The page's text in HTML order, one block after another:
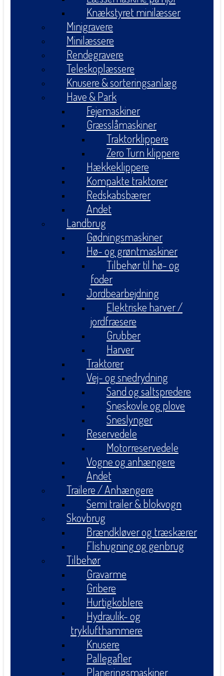
Knækstyret minilæsser
Minigravere
Minilæssere
Rendegravere
Teleskoplæssere
Knusere & sorteringsanlæg
Have & Park
Fejemaskiner
Græsslåmaskiner
Traktorklippere
Zero Turn klippere
Hækkeklippere
Kompakte traktorer
Redskabsbærer
Andet
Landbrug
Gødningsmaskiner
Hø- og grøntmaskiner
Tilbehør til hø- og
foder
Jordbearbejdning
Elektriske harver /
jordfræsere
Grubber
Harver
Traktorer
Vej- og snedrydning
Sand og saltspredere
Sneskovle og plove
Sneslynger
Reservedele
Motorreservedele
Vogne og anhængere
Andet
Trailere / Anhængere
Semi trailer & blokvogn
Skovbrug
Brændkløver og træskærer
Flishugning og genbrug
Tilbehør
Gravarme
Gribere
Hurtigkoblere
Hydraulik- og
tryklufthammere
Knusere
Pallegafler
Planeringsmaskiner